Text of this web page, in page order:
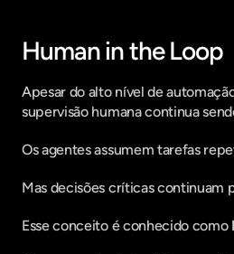
Human in the Loop
Apesar do alto nível de
supervisão humana continua
Os agentes assumem tarefas
Mas decisões críticas continuam
Esse conceito é conhecido como